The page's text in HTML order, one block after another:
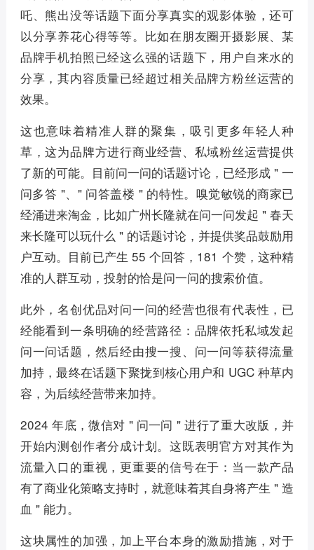
吒、熊出没等话题下面分享真实的观影体验，还可
以分享养花心得等等。比如在朋友圈开摄影展、某
品牌手机拍照已经这么强的话题下，用户自来水的
分享，其内容质量已经超过相关品牌方粉丝运营的
效果。
这也意味着精准人群的聚集，吸引更多年轻人种
草，这为品牌方进行商业经营、私域粉丝运营提供
了新的可能。目前问一问的话题讨论，已经形成 " 一
问多答 "、" 问答盖楼 " 的特性。嗅觉敏锐的商家已
经涌进来淘金，比如广州长隆就在问一问发起 " 春天
来长隆可以玩什么 " 的话题讨论，并提供奖品鼓励用
户互动。目前已产生 55 个回答，181 个赞，这种精
准的人群互动，投射的恰是问一问的搜索价值。
此外，名创优品对问一问的经营也很有代表性，已
经能看到一条明确的经营路径：品牌依托私域发起
问一问话题，然后经由搜一搜、问一问等获得流量
加持，最终在话题下聚拢到核心用户和 UGC 种草内
容，为后续经营带来加持。
2024 年底，微信对 " 问一问 " 进行了重大改版，并
开始内测创作者分成计划。这既表明官方对其作为
流量入口的重视，更重要的信号在于：当一款产品
有了商业化策略支持时，就意味着其自身将产生 " 造
血 " 能力。
这块属性的加强，加上平台本身的激励措施，对于